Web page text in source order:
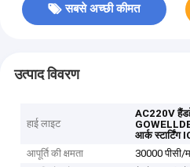
सबसे अच्छी कीमत
उत्पाद विवरण
हाई लाइट
AC220V
आर्क स्टार्टिंग
आपूर्ति की क्षमता
30000 पीसी/